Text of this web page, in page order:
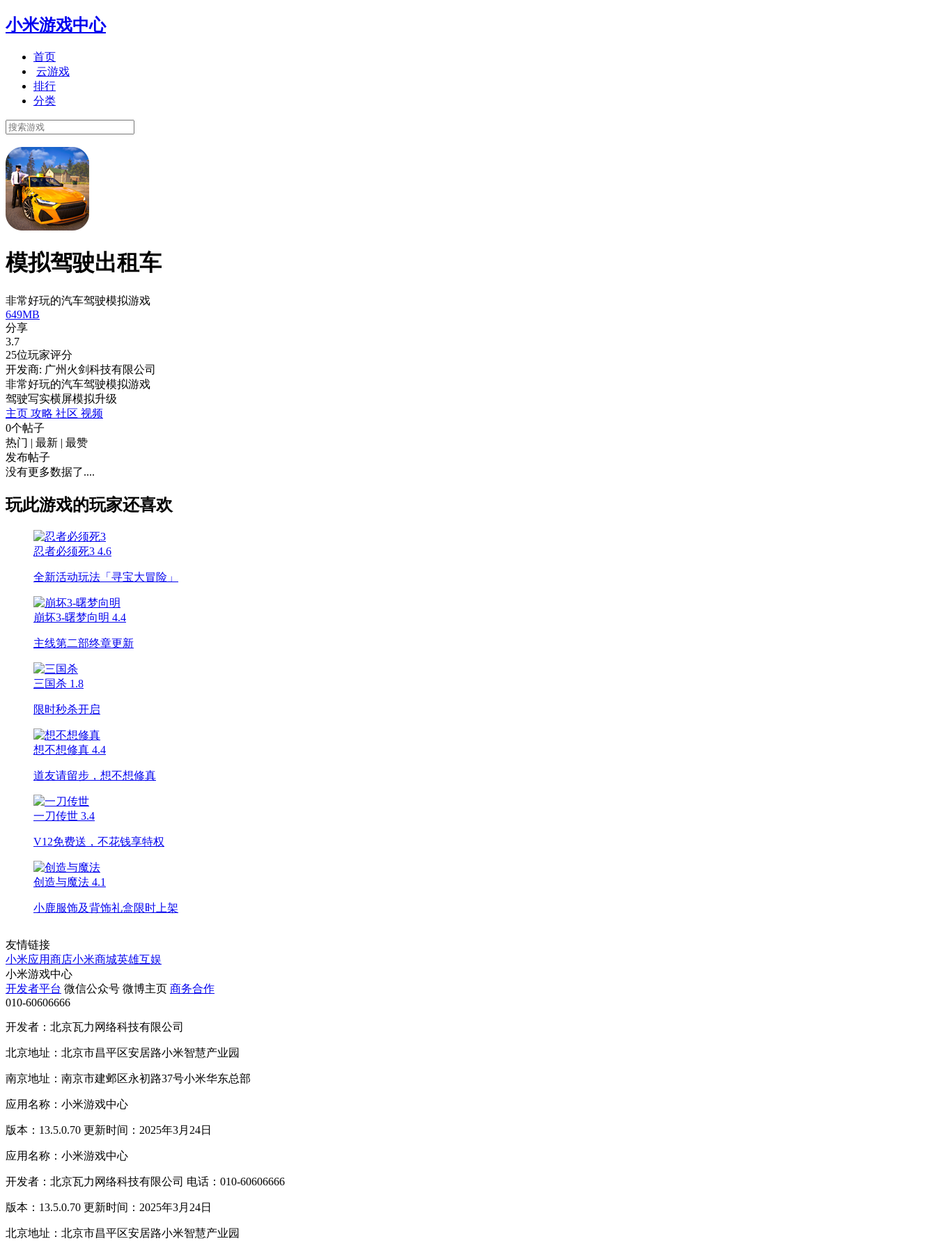
小米游戏中心
首页
云游戏
排行
分类
模拟驾驶出租车
非常好玩的汽车驾驶模拟游戏
649MB
分享
3.7
25位玩家评分
开发商: 广州火剑科技有限公司
非常好玩的汽车驾驶模拟游戏
驾驶写实横屏模拟升级
主页 攻略 社区 视频
0个帖子
热门 | 最新 | 最赞
发布帖子
没有更多数据了....
玩此游戏的玩家还喜欢
忍者必须死3 4.6
全新活动玩法「寻宝大冒险」
崩坏3-曙梦向明 4.4
主线第二部终章更新
三国杀 1.8
限时秒杀开启
想不想修真 4.4
道友请留步，想不想修真
一刀传世 3.4
V12免费送，不花钱享特权
创造与魔法 4.1
小鹿服饰及背饰礼盒限时上架
友情链接
小米应用商店小米商城英雄互娱
小米游戏中心
开发者平台 微信公众号 微博主页 商务合作
010-60606666
开发者：北京瓦力网络科技有限公司
北京地址：北京市昌平区安居路小米智慧产业园
南京地址：南京市建邺区永初路37号小米华东总部
应用名称：小米游戏中心
版本：13.5.0.70 更新时间：2025年3月24日
应用名称：小米游戏中心
开发者：北京瓦力网络科技有限公司 电话：010-60606666
版本：13.5.0.70 更新时间：2025年3月24日
北京地址：北京市昌平区安居路小米智慧产业园